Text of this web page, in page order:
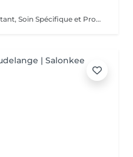
Diagnostique, Shampooing Traitant, Soin Spécifique et Produits Coiffants inclus